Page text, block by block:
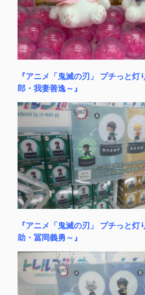
『アニメ「鬼滅の刃」 プチっと灯
郎・我妻善逸～』
『アニメ「鬼滅の刃」 プチっと灯
助・冨岡義勇～』